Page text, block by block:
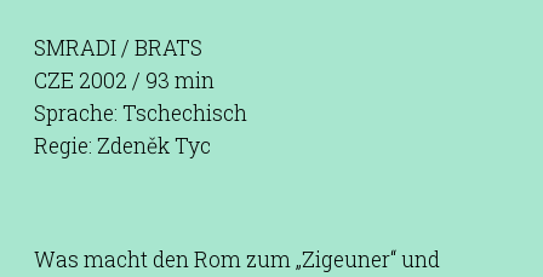
SMRADI / BRATS
CZE 2002 / 93 min
Sprache: Tschechisch
Regie: Zdeněk Tyc
Was macht den Rom zum „Zigeuner“ und